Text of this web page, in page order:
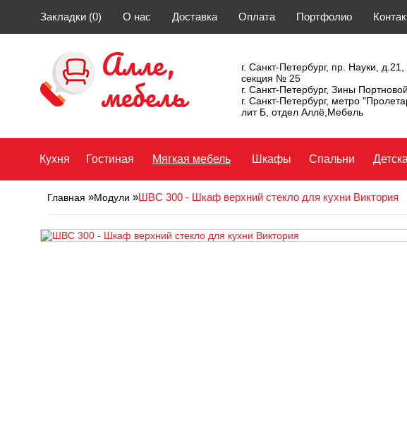
Закладки (0) О нас Доставка Оплата Портфолио
г. Санкт-Петербург, пр. Науки,
секция № 25
г. Санкт-Петербург, Зины
г. Санкт-Петербург, метро
лит Б, отдел Аллё,Мебель
Кухня Гостиная Мягкая мебель Шкафы Спальни
Главная »Модули »ШВС 300 - Шкаф верхний стекло для кухни Виктория